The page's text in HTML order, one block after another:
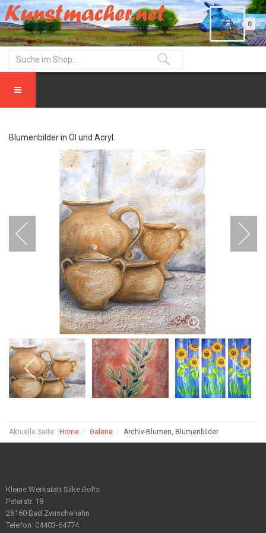
0
Blumenbilder in Öl und Acryl.
Aktuelle Seite: Home Galerie Archiv-Blumen, Blumenbilder
Kleine Werkstatt Silke Bölts
Peterstr. 18
26160 Bad Zwischenahn
Telefon: 04403-64774